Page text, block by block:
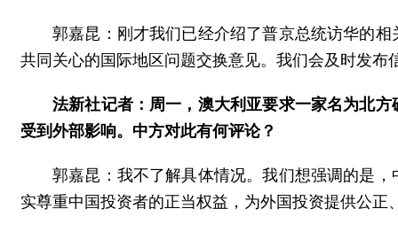
郭嘉昆：刚才我们已经介绍了普京总统访华的
共同关心的国际地区问题交换意见。我们会及时发布
法新社记者：周一，澳大利亚要求一家名为北
受到外部影响。中方对此有何评论？
郭嘉昆：我不了解具体情况。我们想强调的是
实尊重中国投资者的正当权益，为外国投资提供公正